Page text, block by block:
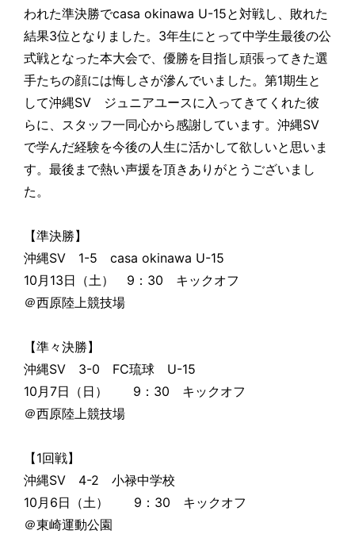
われた準決勝でcasa okinawa U-15と対戦し、敗れた
結果3位となりました。3年生にとって中学生最後の公
式戦となった本大会で、優勝を目指し頑張ってきた選
手たちの顔には悔しさが滲んでいました。第1期生と
して沖縄SV ジュニアユースに入ってきてくれた彼
らに、スタッフ一同心から感謝しています。沖縄SV
で学んだ経験を今後の人生に活かして欲しいと思いま
す。最後まで熱い声援を頂きありがとうございまし
た。
【準決勝】
沖縄SV 1-5 casa okinawa U-15
10月13日（土） 9：30 キックオフ
＠西原陸上競技場
【準々決勝】
沖縄SV 3-0 FC琉球 U-15
10月7日（日） 9：30 キックオフ
＠西原陸上競技場
【1回戦】
沖縄SV 4-2 小禄中学校
10月6日（土） 9：30 キックオフ
＠東崎運動公園